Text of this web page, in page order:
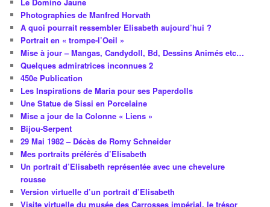
Photographies de Manfred Horvath
A quoi pourrait ressembler Elisabeth aujourd’hui ?
Portrait en « trompe-l’Oeil »
Mise à jour – Mangas, Candydoll, Bd, Dessins Animés etc…
Quelques admiratrices inconnues 2
450e Publication
Les Inspirations de Maria pour ses Paperdolls
Une Statue de Sissi en Porcelaine
Mise a jour de la Colonne « Liens »
Bijou-Serpent
29 Mai 1982 – Décès de Romy Schneider
Mes portraits préférés d’Elisabeth
Un portrait d’Elisabeth représentée avec une chevelure
rousse
Version virtuelle d’un portrait d’Elisabeth
Visite virtuelle du musée des Carrosses impérial, le trésor